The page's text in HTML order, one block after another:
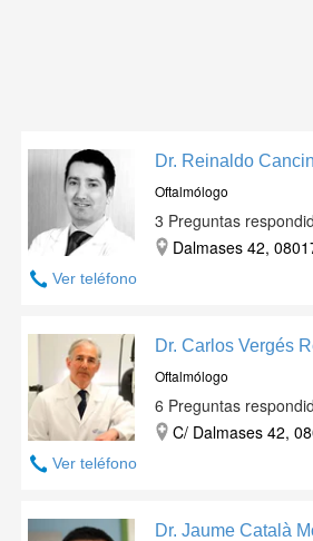
Ver teléfono
Dr. Reinaldo
Oftalmólogo
3 Preguntas
Dalmases 42,
Ver teléfono
Dr. Carlos Vergés
Oftalmólogo
6 Preguntas
C/ Dalmases 42,
Dr. Jaume Català